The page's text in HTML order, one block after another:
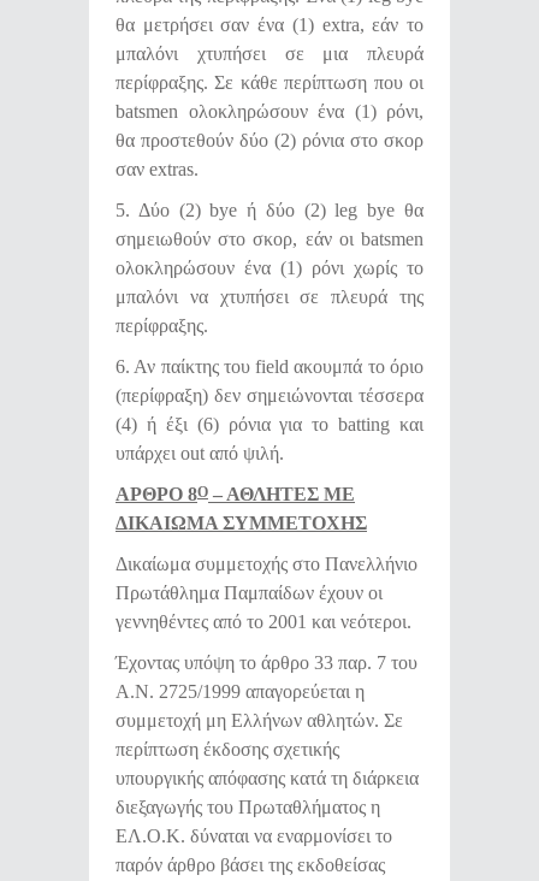
θα μετρήσει σαν ένα (1) extra, εάν το
μπαλόνι χτυπήσει σε μια πλευρά
περίφραξης. Σε κάθε περίπτωση που οι
batsmen ολοκληρώσουν ένα (1) ρόνι,
θα προστεθούν δύο (2) ρόνια στο σκορ
σαν extras.
5. Δύο (2) bye ή δύο (2) leg bye θα
σημειωθούν στο σκορ, εάν οι batsmen
ολοκληρώσουν ένα (1) ρόνι χωρίς το
μπαλόνι να χτυπήσει σε πλευρά της
περίφραξης.
6. Αν παίκτης του field ακουμπά το όριο
(περίφραξη) δεν σημειώνονται τέσσερα
(4) ή έξι (6) ρόνια για το batting και
υπάρχει out από ψιλή.
ΑΡΘΡΟ 8Ο – ΑΘΛΗΤΕΣ ΜΕ
ΔΙΚΑΙΩΜΑ ΣΥΜΜΕΤΟΧΗΣ
Δικαίωμα συμμετοχής στο Πανελλήνιο
Πρωτάθλημα Παμπαίδων έχουν οι
γεννηθέντες από το 2001 και νεότεροι.
Έχοντας υπόψη το άρθρο 33 παρ. 7 του
Α.Ν. 2725/1999 απαγορεύεται η
συμμετοχή μη Ελλήνων αθλητών. Σε
περίπτωση έκδοσης σχετικής
υπουργικής απόφασης κατά τη διάρκεια
διεξαγωγής του Πρωταθλήματος η
ΕΛ.Ο.Κ. δύναται να εναρμονίσει το
παρόν άρθρο βάσει της εκδοθείσας